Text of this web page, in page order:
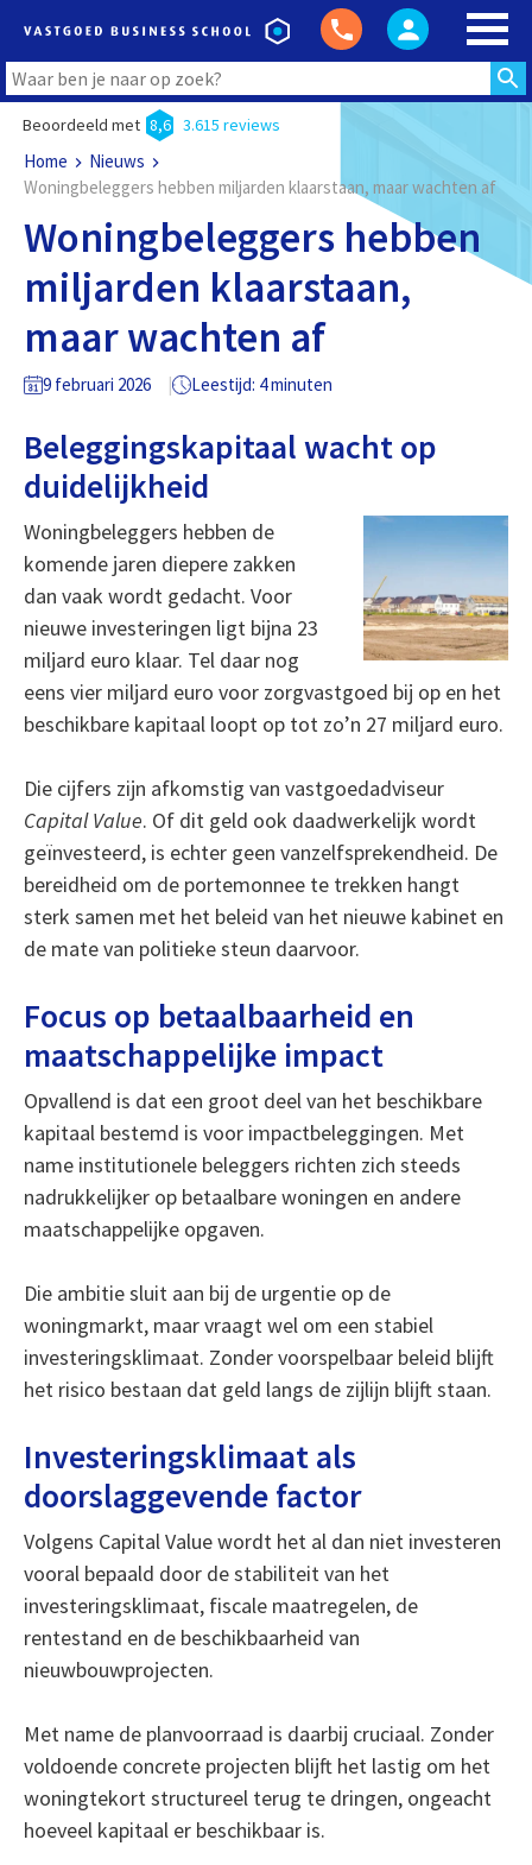
Beoordeeld met 8,6 3.615 reviews
Home
Nieuws
Woningbeleggers hebben miljarden klaarstaan, maar wachten af
Woningbeleggers hebben
miljarden klaarstaan,
maar wachten af
9 februari 2026 Leestijd: 4 minuten
Beleggingskapitaal wacht op
duidelijkheid
Woningbeleggers hebben de
komende jaren diepere zakken
dan vaak wordt gedacht. Voor
nieuwe investeringen ligt bijna 23
miljard euro klaar. Tel daar nog
eens vier miljard euro voor zorgvastgoed bij op en het
beschikbare kapitaal loopt op tot zo’n 27 miljard euro.
Die cijfers zijn afkomstig van vastgoedadviseur
Capital Value. Of dit geld ook daadwerkelijk wordt
geïnvesteerd, is echter geen vanzelfsprekendheid. De
bereidheid om de portemonnee te trekken hangt
sterk samen met het beleid van het nieuwe kabinet en
de mate van politieke steun daarvoor.
Focus op betaalbaarheid en
maatschappelijke impact
Opvallend is dat een groot deel van het beschikbare
kapitaal bestemd is voor impactbeleggingen. Met
name institutionele beleggers richten zich steeds
nadrukkelijker op betaalbare woningen en andere
maatschappelijke opgaven.
Die ambitie sluit aan bij de urgentie op de
woningmarkt, maar vraagt wel om een stabiel
investeringsklimaat. Zonder voorspelbaar beleid blijft
het risico bestaan dat geld langs de zijlijn blijft staan.
Investeringsklimaat als
doorslaggevende factor
Volgens Capital Value wordt het al dan niet investeren
vooral bepaald door de stabiliteit van het
investeringsklimaat, fiscale maatregelen, de
rentestand en de beschikbaarheid van
nieuwbouwprojecten.
Met name de planvoorraad is daarbij cruciaal. Zonder
voldoende concrete projecten blijft het lastig om het
woningtekort structureel terug te dringen, ongeacht
hoeveel kapitaal er beschikbaar is.